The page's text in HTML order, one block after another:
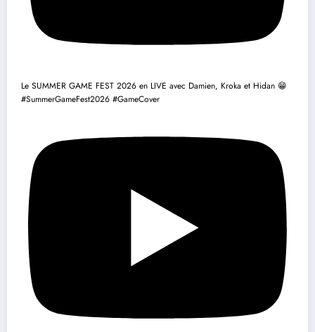
Le SUMMER GAME FEST 2026 en LIVE avec Damien, Kroka et Hidan 😁
#SummerGameFest2026 #GameCover